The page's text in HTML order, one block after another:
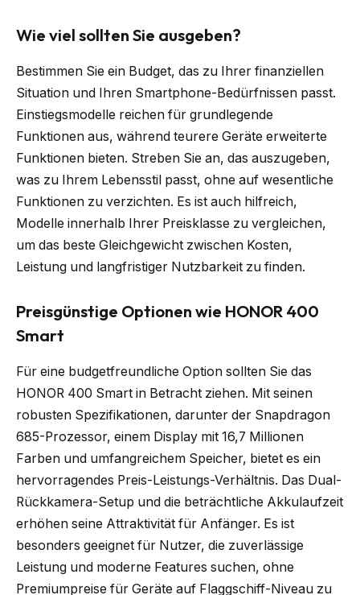
Wie viel sollten Sie ausgeben?
Bestimmen Sie ein Budget, das zu Ihrer finanziellen
Situation und Ihren Smartphone-Bedürfnissen passt.
Einstiegsmodelle reichen für grundlegende
Funktionen aus, während teurere Geräte erweiterte
Funktionen bieten. Streben Sie an, das auszugeben,
was zu Ihrem Lebensstil passt, ohne auf wesentliche
Funktionen zu verzichten. Es ist auch hilfreich,
Modelle innerhalb Ihrer Preisklasse zu vergleichen,
um das beste Gleichgewicht zwischen Kosten,
Leistung und langfristiger Nutzbarkeit zu finden.
Preisgünstige Optionen wie HONOR 400
Smart
Für eine budgetfreundliche Option sollten Sie das
HONOR 400 Smart in Betracht ziehen. Mit seinen
robusten Spezifikationen, darunter der Snapdragon
685-Prozessor, einem Display mit 16,7 Millionen
Farben und umfangreichem Speicher, bietet es ein
hervorragendes Preis-Leistungs-Verhältnis. Das Dual-
Rückkamera-Setup und die beträchtliche Akkulaufzeit
erhöhen seine Attraktivität für Anfänger. Es ist
besonders geeignet für Nutzer, die zuverlässige
Leistung und moderne Features suchen, ohne
Premiumpreise für Geräte auf Flaggschiff-Niveau zu